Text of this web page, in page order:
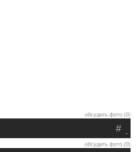
обсудить фото (0)
.
#
обсудить фото (0)